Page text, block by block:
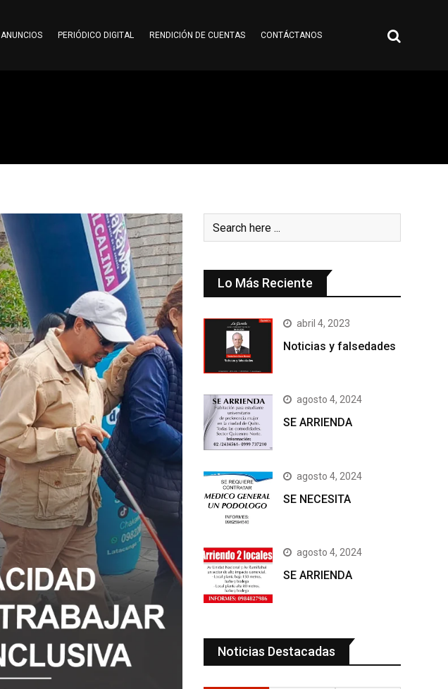
ANUNCIOS PERIÓDICO DIGITAL RENDICIÓN DE CUENTAS CONTÁCTANOS
Lo Más Reciente
abril 4, 2023
Noticias y falsedades
agosto 4, 2024
SE ARRIENDA
agosto 4, 2024
SE NECESITA
agosto 4, 2024
SE ARRIENDA
Noticias Destacadas